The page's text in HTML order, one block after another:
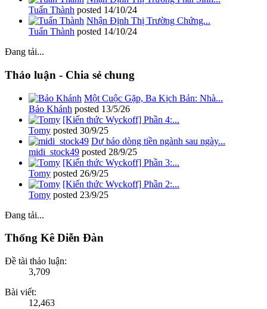
Tuấn Thành posted 14/10/24
Nhận Định Thị Trường Chứng...
Tuấn Thành posted 14/10/24
Đang tải...
Thảo luận - Chia sẻ chung
Một Cuộc Gặp, Ba Kịch Bản: Nhà...
Bảo Khánh posted 13/5/26
[Kiến thức Wyckoff] Phần 4:...
Tomy posted 30/9/25
Dự báo dòng tiền ngành sau ngày...
midi_stock49 posted 28/9/25
[Kiến thức Wyckoff] Phần 3:...
Tomy posted 26/9/25
[Kiến thức Wyckoff] Phần 2:...
Tomy posted 23/9/25
Đang tải...
Thống Kê Diễn Đàn
Đề tài thảo luận:
3,709
Bài viết:
12,463